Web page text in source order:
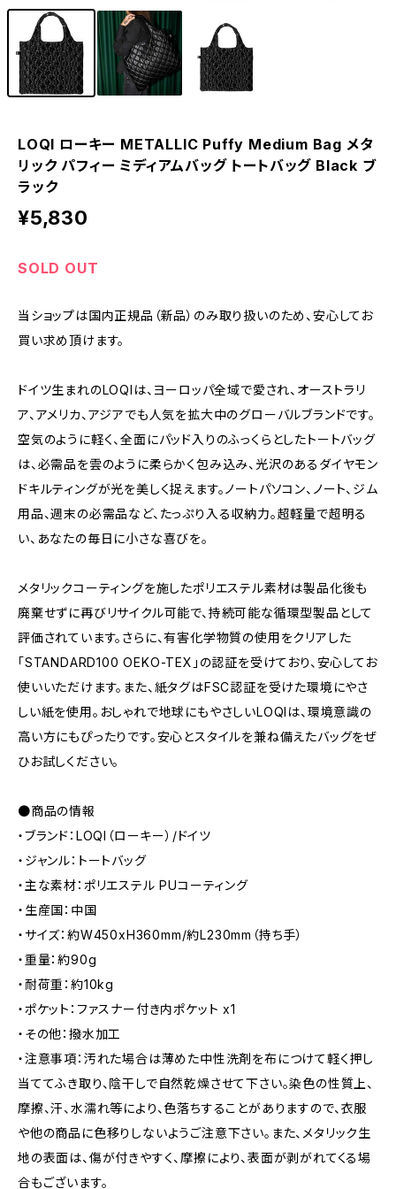
LOQI ローキー METALLIC Puffy Medium Bag メタ
リック パフィー ミディアムバッグ トートバッグ Black ブ
ラック
¥5,830
SOLD OUT
当ショップは国内正規品（新品）のみ取り扱いのため、安心してお
買い求め頂けます。
ドイツ生まれのLOQIは、ヨーロッパ全域で愛され、オーストラリ
ア、アメリカ、アジアでも人気を拡大中のグローバルブランドです。
空気のように軽く、全面にパッド入りのふっくらとしたトートバッグ
は、必需品を雲のように柔らかく包み込み、光沢のあるダイヤモン
ドキルティングが光を美しく捉えます。ノートパソコン、ノート、ジム
用品、週末の必需品など、たっぷり入る収納力。超軽量で超明る
い、あなたの毎日に小さな喜びを。
メタリックコーティングを施したポリエステル素材は製品化後も
廃棄せずに再びリサイクル可能で、持続可能な循環型製品として
評価されています。さらに、有害化学物質の使用をクリアした
「STANDARD100 OEKO-TEX」の認証を受けており、安心してお
使いいただけます。また、紙タグはFSC認証を受けた環境にやさ
しい紙を使用。おしゃれで地球にもやさしいLOQIは、環境意識の
高い方にもぴったりです。安心とスタイルを兼ね備えたバッグをぜ
ひお試しください。
●商品の情報
・ブランド：LOQI（ローキー）/ドイツ
・ジャンル：トートバッグ
・主な素材：ポリエステル PUコーティング
・生産国：中国
・サイズ：約W450xH360mm/約L230mm（持ち手）
・重量：約90g
・耐荷重：約10kg
・ポケット：ファスナー付き内ポケット x1
・その他：撥水加工
・注意事項：汚れた場合は薄めた中性洗剤を布につけて軽く押し
当ててふき取り、陰干しで自然乾燥させて下さい。染色の性質上、
摩擦、汗、水濡れ等により、色落ちすることがありますので、衣服
や他の商品に色移りしないようご注意下さい。また、メタリック生
地の表面は、傷が付きやすく、摩擦により、表面が剥がれてくる場
合もございます。